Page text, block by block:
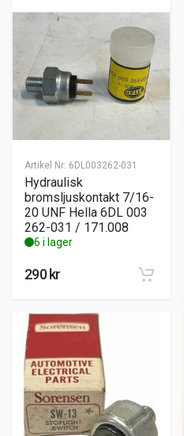
Artikel Nr: 6DL003262-031
Hydraulisk
bromsljuskontakt 7/16-
20 UNF Hella 6DL 003
262-031 / 171.008
6 i lager
290kr